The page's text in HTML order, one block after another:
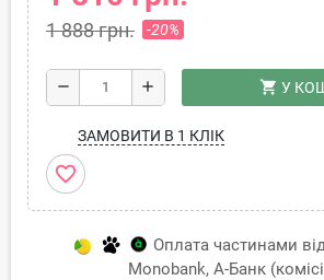
1 888 грн. -20%
remove add shopping_cart У
ЗАМОВИТИ В 1 КЛІК
favorite_border
Оплата частинами
Monobank, А-Банк